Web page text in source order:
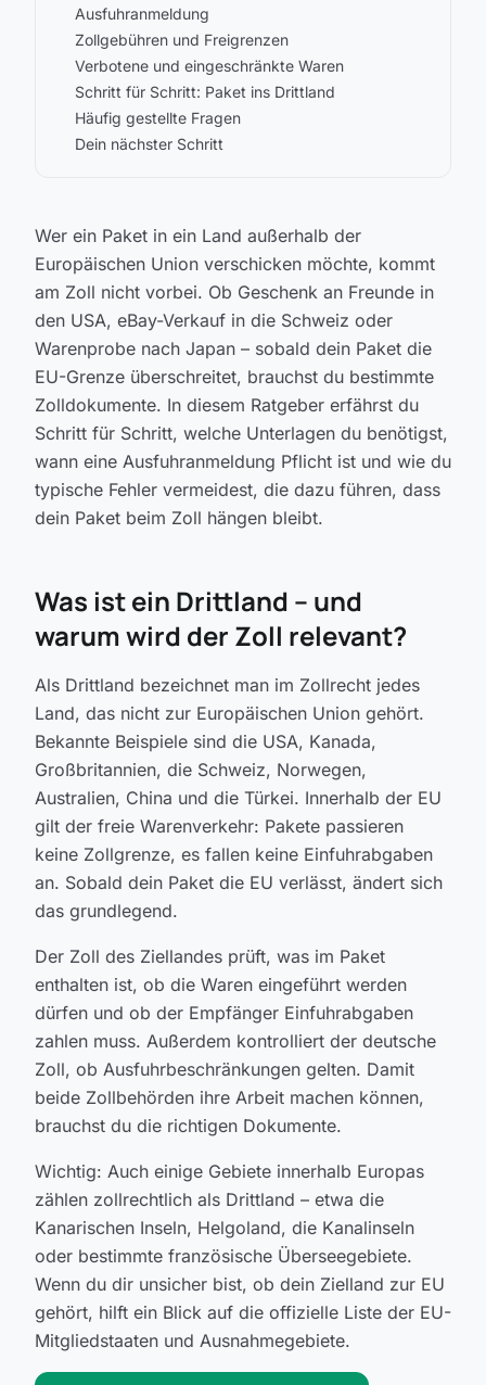
Ausfuhranmeldung
Zollgebühren und Freigrenzen
Verbotene und eingeschränkte Waren
Schritt für Schritt: Paket ins Drittland
Häufig gestellte Fragen
Dein nächster Schritt
Wer ein Paket in ein Land außerhalb der
Europäischen Union verschicken möchte, kommt
am Zoll nicht vorbei. Ob Geschenk an Freunde in
den USA, eBay-Verkauf in die Schweiz oder
Warenprobe nach Japan – sobald dein Paket die
EU-Grenze überschreitet, brauchst du bestimmte
Zolldokumente. In diesem Ratgeber erfährst du
Schritt für Schritt, welche Unterlagen du benötigst,
wann eine Ausfuhranmeldung Pflicht ist und wie du
typische Fehler vermeidest, die dazu führen, dass
dein Paket beim Zoll hängen bleibt.
Was ist ein Drittland – und
warum wird der Zoll relevant?
Als Drittland bezeichnet man im Zollrecht jedes
Land, das nicht zur Europäischen Union gehört.
Bekannte Beispiele sind die USA, Kanada,
Großbritannien, die Schweiz, Norwegen,
Australien, China und die Türkei. Innerhalb der EU
gilt der freie Warenverkehr: Pakete passieren
keine Zollgrenze, es fallen keine Einfuhrabgaben
an. Sobald dein Paket die EU verlässt, ändert sich
das grundlegend.
Der Zoll des Ziellandes prüft, was im Paket
enthalten ist, ob die Waren eingeführt werden
dürfen und ob der Empfänger Einfuhrabgaben
zahlen muss. Außerdem kontrolliert der deutsche
Zoll, ob Ausfuhrbeschränkungen gelten. Damit
beide Zollbehörden ihre Arbeit machen können,
brauchst du die richtigen Dokumente.
Wichtig: Auch einige Gebiete innerhalb Europas
zählen zollrechtlich als Drittland – etwa die
Kanarischen Inseln, Helgoland, die Kanalinseln
oder bestimmte französische Überseegebiete.
Wenn du dir unsicher bist, ob dein Zielland zur EU
gehört, hilft ein Blick auf die offizielle Liste der EU-
Mitgliedstaaten und Ausnahmegebiete.